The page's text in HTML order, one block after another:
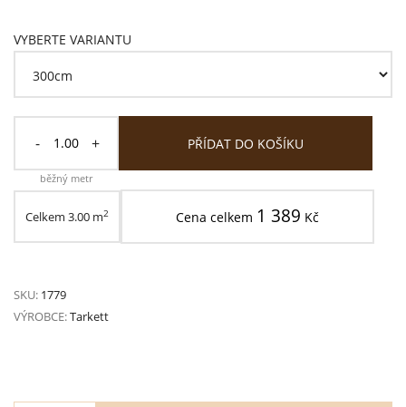
VYBERTE VARIANTU
- +
běžný metr
PŘÍDAT DO KOŠÍKU
Celkem 3.00 m2 Cena celkem 1 389 Kč
SKU: 1779
VÝROBCE:Tarkett